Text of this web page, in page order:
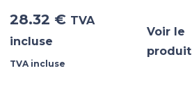
28.32 € TVA
incluse
TVA incluse
Voir le
produit